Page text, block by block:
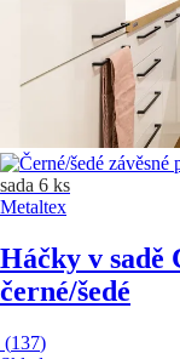
sada 6 ks
Metaltex
Háčky v sadě
černé/šedé
(137)